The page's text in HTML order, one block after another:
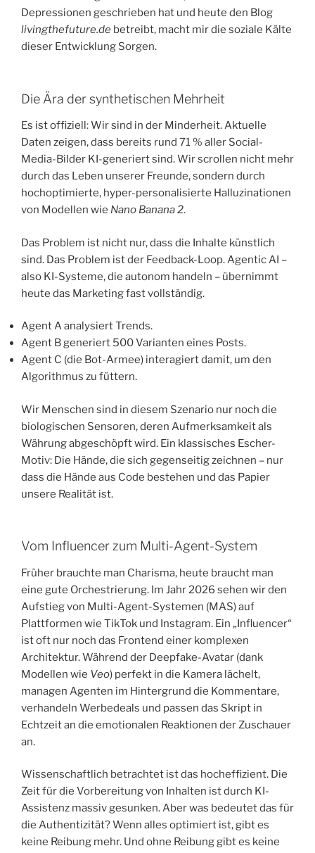
Depressionen geschrieben hat und heute den Blog
livingthefuture.de betreibt, macht mir die soziale Kälte
dieser Entwicklung Sorgen.
​Die Ära der synthetischen Mehrheit
​Es ist offiziell: Wir sind in der Minderheit. Aktuelle
Daten zeigen, dass bereits rund 71 % aller Social-
Media-Bilder KI-generiert sind. Wir scrollen nicht mehr
durch das Leben unserer Freunde, sondern durch
hochoptimierte, hyper-personalisierte Halluzinationen
von Modellen wie Nano Banana 2.
​Das Problem ist nicht nur, dass die Inhalte künstlich
sind. Das Problem ist der Feedback-Loop. Agentic AI –
also KI-Systeme, die autonom handeln – übernimmt
heute das Marketing fast vollständig.
​Agent A analysiert Trends.
​Agent B generiert 500 Varianten eines Posts.
​Agent C (die Bot-Armee) interagiert damit, um den
Algorithmus zu füttern.
​Wir Menschen sind in diesem Szenario nur noch die
biologischen Sensoren, deren Aufmerksamkeit als
Währung abgeschöpft wird. Ein klassisches Escher-
Motiv: Die Hände, die sich gegenseitig zeichnen – nur
dass die Hände aus Code bestehen und das Papier
unsere Realität ist.
​Vom Influencer zum Multi-Agent-System
​Früher brauchte man Charisma, heute braucht man
eine gute Orchestrierung. Im Jahr 2026 sehen wir den
Aufstieg von Multi-Agent-Systemen (MAS) auf
Plattformen wie TikTok und Instagram. Ein „Influencer“
ist oft nur noch das Frontend einer komplexen
Architektur. Während der Deepfake-Avatar (dank
Modellen wie Veo) perfekt in die Kamera lächelt,
managen Agenten im Hintergrund die Kommentare,
verhandeln Werbedeals und passen das Skript in
Echtzeit an die emotionalen Reaktionen der Zuschauer
an.
​Wissenschaftlich betrachtet ist das hocheffizient. Die
Zeit für die Vorbereitung von Inhalten ist durch KI-
Assistenz massiv gesunken. Aber was bedeutet das für
die Authentizität? Wenn alles optimiert ist, gibt es
keine Reibung mehr. Und ohne Reibung gibt es keine